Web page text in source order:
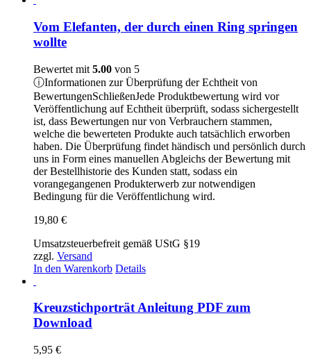
Vom Elefanten, der durch einen Ring springen
wollte
Bewertet mit 5.00 von 5
ⓘInformationen zur Überprüfung der Echtheit von
BewertungenSchließenJede Produktbewertung wird vor
Veröffentlichung auf Echtheit überprüft, sodass sichergestellt
ist, dass Bewertungen nur von Verbrauchern stammen,
welche die bewerteten Produkte auch tatsächlich erworben
haben. Die Überprüfung findet händisch und persönlich durch
uns in Form eines manuellen Abgleichs der Bewertung mit
der Bestellhistorie des Kunden statt, sodass ein
vorangegangenen Produkterwerb zur notwendigen
Bedingung für die Veröffentlichung wird.
19,80 €
Umsatzsteuerbefreit gemäß UStG §19
zzgl. Versand
In den Warenkorb Details
Kreuzstichporträt Anleitung PDF zum
Download
5,95 €